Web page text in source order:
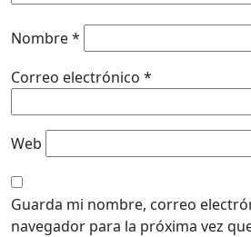
Nombre*
Correo electrónico *
Web
Guarda mi nombre, correo
navegador para la próxima vez